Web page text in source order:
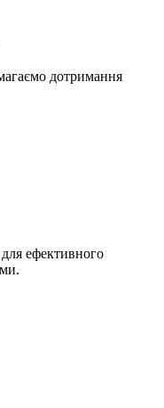
дотримання
ефективного